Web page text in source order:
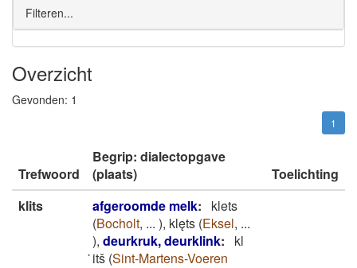
Filteren...
Overzicht
Gevonden: 1
1
Trefwoord
Begrip: dialectopgave
(plaats)
Toelichting
klits
afgeroomde melk:
klets
(Bocholt, ... ), klęts (Eksel, ...
), deurkruk, deurklink:
kl
̇itš (Sint-Martens-Voeren